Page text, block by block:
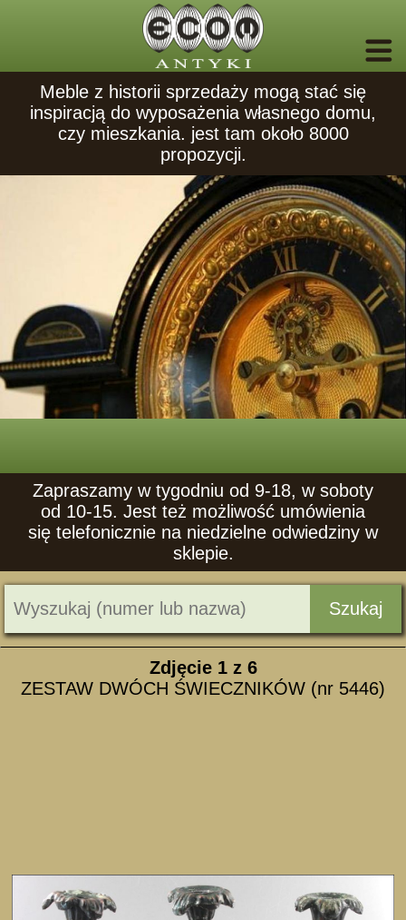
Meble z historii sprzedaży mogą stać się
inspiracją do wyposażenia własnego domu,
czy mieszkania. jest tam około 8000
propozycji.
Zapraszamy w tygodniu od 9-18, w soboty
od 10-15. Jest też możliwość umówienia
się telefonicznie na niedzielne odwiedziny w
sklepie.
Szukaj
Zdjęcie 1z 6
ZESTAW DWÓCH ŚWIECZNIKÓW (nr 5446)